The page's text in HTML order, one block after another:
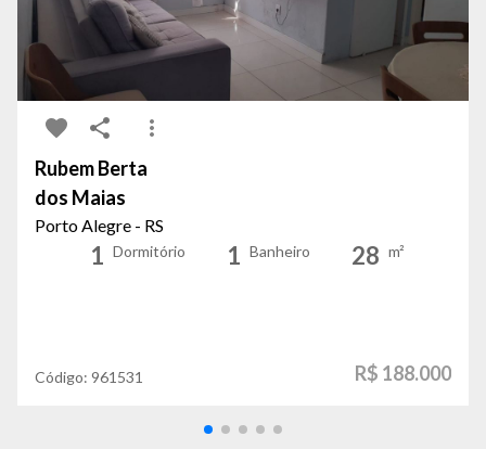
Rubem Berta
dos Maias
Porto Alegre - RS
1 Dormitório 1 Banheiro 28 m²
Código: 961531 R$ 188.000